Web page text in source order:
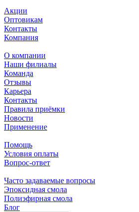
Акции
Оптовикам
Контакты
Компания
О компании
Наши филиалы
Команда
Отзывы
Карьера
Контакты
Правила приёмки
Новости
Применение
Помощь
Условия оплаты
Вопрос-ответ
Часто задаваемые вопросы
Эпоксидная смола
Полиэфирная смола
Блог